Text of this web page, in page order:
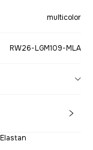
multicolor
RW26-LGM109-MLA